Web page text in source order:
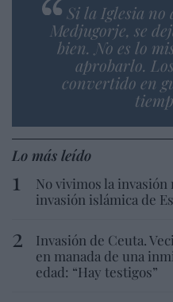
Si la Iglesia no
Medjugorje, se
bien. No es lo
aprobarlo.
convertido en
Lo más leído
No vivimos la
invasión islámica de
Invasión de Ceuta.
en manada de una
edad: “Hay testigos”